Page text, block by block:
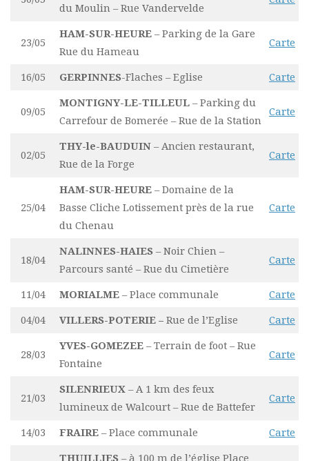
du Moulin – Rue Vandervelde
23/05
HAM-SUR-HEURE – Parking de la Gare
Rue du Hameau
Carte
16/05 GERPINNES-Flaches – Eglise Carte
09/05
MONTIGNY-LE-TILLEUL – Parking du
Carrefour de Bomerée – Rue de la Station
Carte
02/05
THY-le-BAUDUIN – Ancien restaurant,
Rue de la Forge
Carte
25/04
HAM-SUR-HEURE – Domaine de la
Basse Cliche Lotissement près de la rue
du Chenau
Carte
18/04
NALINNES-HAIES – Noir Chien –
Parcours santé – Rue du Cimetière
Carte
11/04 MORIALME – Place communale Carte
04/04 VILLERS-POTERIE – Rue de l’Eglise Carte
28/03
YVES-GOMEZEE – Terrain de foot – Rue
Fontaine
Carte
21/03
SILENRIEUX – A 1 km des feux
lumineux de Walcourt – Rue de Battefer
Carte
14/03 FRAIRE – Place communale Carte
THUILLIES – à 100 m de l’église Place